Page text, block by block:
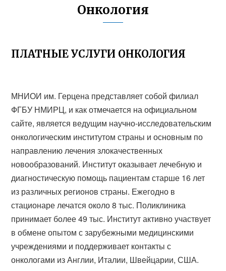
Онкология
ПЛАТНЫЕ УСЛУГИ ОНКОЛОГИЯ
МНИОИ им. Герцена представляет собой филиал
ФГБУ НМИРЦ, и как отмечается на официальном
сайте, является ведущим научно-исследовательским
онкологическим институтом страны и основным по
направлению лечения злокачественных
новообразований. Институт оказывает лечебную и
диагностическую помощь пациентам старше 16 лет
из различных регионов страны. Ежегодно в
стационаре лечатся около 8 тыс. Поликлиника
принимает более 49 тыс. Институт активно участвует
в обмене опытом с зарубежными медицинскими
учреждениями и поддерживает контакты с
онкологами из Англии, Италии, Швейцарии, США.